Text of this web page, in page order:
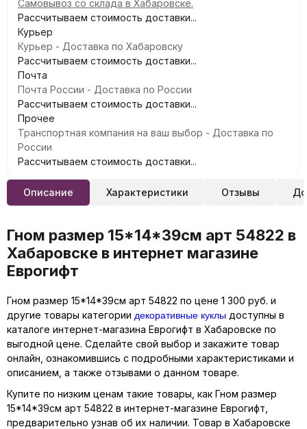
Самовывоз со склада в Хабаровске.
Рассчитываем стоимость доставки...
Курьер
Курьер - Доставка по Хабаровску
Рассчитываем стоимость доставки...
Почта
Почта России - Доставка по России
Рассчитываем стоимость доставки...
Прочее
Транспортная компания на ваш выбор - Доставка по
России
Рассчитываем стоимость доставки...
Описание Характеристики Отзывы
Гном размер 15*14*39см арт 54822 в
Хабаровске в интернет магазине
Еврогифт
Гном размер 15*14*39см арт 54822 по цене 1 300 руб. и
другие товары категории декоративные куклы доступны в
каталоге интернет-магазина Еврогифт в Хабаровске по
выгодной цене. Сделайте свой выбор и закажите товар
онлайн, ознакомившись с подробными характеристиками и
описанием, а также отзывами о данном товаре.
Купите по низким ценам такие товары, как Гном размер
15*14*39см арт 54822 в интернет-магазине Еврогифт,
предварительно узнав об их наличии. Товар в Хабаровске